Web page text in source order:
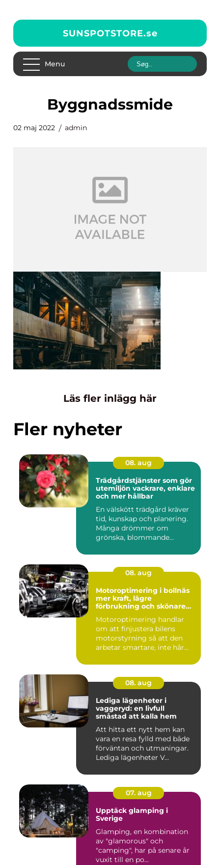
SUNSPOTSTORE.se
Menu
byggnadssmide
02 maj 2022 admin
Läs fler inlägg här
Fler nyheter
08. aug
Trädgårdstjänster som gör
utemiljön vackrare, enklare
och mer hållbar
En välskött trädgård kräver
tid, kunskap och planering.
Många drömmer om
grönska, blommande
08. aug
Motoroptimering i bollnäs
mer kraft, lägre
förbrukning och skönare
Motoroptimering handlar
om att finjustera bilens
motorstyrning så att den
arbetar smartare, inte hår...
08. aug
Lediga lägenheter i
vaggeryd: en livfull
småstad att kalla hem
Att hitta ett nytt hem kan
vara en resa fylld med både
förväntan och utmaningar.
Lediga lägenheter V...
07. aug
Upptäck glamping i
Sverige
Glamping, en kombination
av "glamorous" och
"camping", har på senare år
vuxit till en po...